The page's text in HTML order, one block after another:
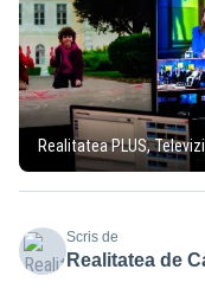
Realitatea PLUS,
Scris de
Realitatea de